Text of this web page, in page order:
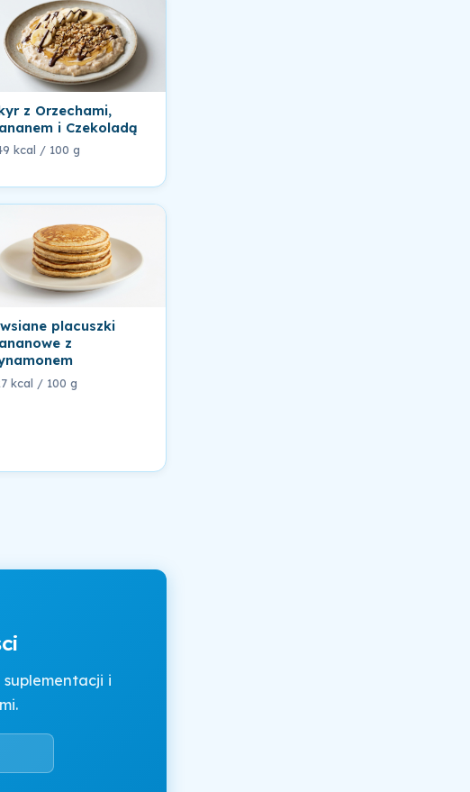
z Orzechami,
i Czekoladą
kcal / 100 g
placuszki
z
kcal / 100 g
i